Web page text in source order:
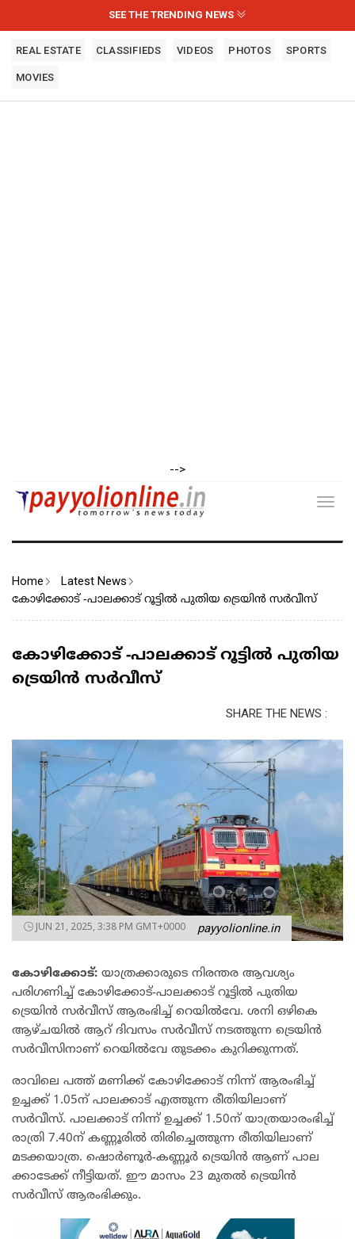
SEE THE TRENDING NEWS
REAL ESTATE CLASSIFIEDS VIDEOS PHOTOS SPORTS
MOVIES
-->
Home Latest News
കോഴിക്കോട് -പാലക്കാട് റൂട്ടിൽ പുതിയ ട്രെയിൻ സർവീസ്
കോഴിക്കോട് -പാലക്കാട് റൂട്ടിൽ പുതിയ
ട്രെയിൻ സർവീസ്
SHARE THE NEWS :
JUN 21, 2025, 3:38 PM GMT+0000 payyolionline.in
കോഴിക്കോട്: യാത്രക്കാരുടെ നിരന്തര ആവശ്യം
പരിഗണിച്ച് കോഴിക്കോട്-പാലക്കാട് റൂട്ടിൽ പുതിയ
ട്രെയിൻ സർവീസ് ആരംഭിച്ച് റെയിൽവേ. ശനി ഒഴികെ
ആഴ്ചയിൽ ആറ് ദിവസം സർവീസ് നടത്തുന്ന ട്രെയിൻ
സർവീസിനാണ് റെയിൽവേ തുടക്കം കുറിക്കുന്നത്.
രാവിലെ പത്ത് മണിക്ക് കോഴിക്കോട് നിന്ന് ആരംഭിച്ച്
ഉച്ചക്ക് 1.05ന് പാലക്കാട് എത്തുന്ന രീതിയിലാണ്
സർവീസ്. പാലക്കാട് നിന്ന് ഉച്ചക്ക് 1.50ന് യാത്രയാരംഭിച്ച്
രാത്രി 7.40ന് കണ്ണൂരിൽ തിരിച്ചെത്തുന്ന രീതിയിലാണ്
മടക്കയാത്ര. ഷൊർണൂർ-കണ്ണൂർ ട്രെയിൻ ആണ് പാല​
ക്കാടേക്ക് നീട്ടിയത്. ഈ മാസം 23 മുതൽ ട്രെയിൻ
സർവീസ് ആരംഭിക്കും.